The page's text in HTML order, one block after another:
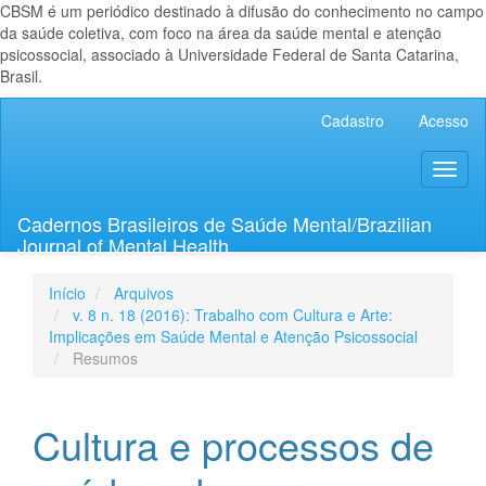
CBSM é um periódico destinado à difusão do conhecimento no campo
da saúde coletiva, com foco na área da saúde mental e atenção
psicossocial, associado à Universidade Federal de Santa Catarina,
Brasil.
Lateral
Cadastro Acesso
Cadernos Brasileiros de Saúde Mental/Brazilian
Journal of Mental Health
Início
Arquivos
v. 8 n. 18 (2016): Trabalho com Cultura e Arte:
Implicações em Saúde Mental e Atenção Psicossocial
Resumos
Cultura e processos de